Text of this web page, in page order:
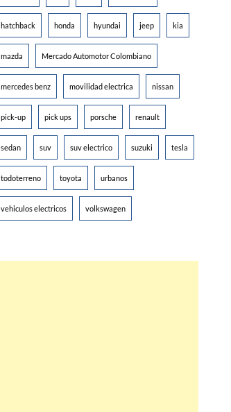
hatchback honda hyundai jeep kia
mazda Mercado Automotor Colombiano
mercedes benz movilidad electrica nissan
pick-up pick ups porsche renault
sedan suv suv electrico suzuki tesla
todoterreno toyota urbanos
vehiculos electricos volkswagen